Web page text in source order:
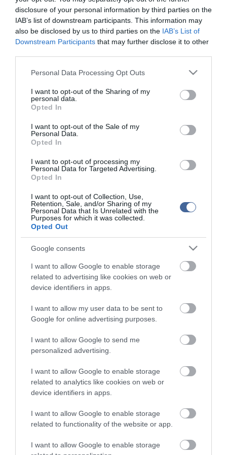
disclosure of your personal information by third parties on the
IAB’s list of downstream participants. This information may
also be disclosed by us to third parties on the IAB’s List of
Downstream Participants that may further disclose it to other
Please note that this website/app uses one or more Google
not limited to your visit or usage behaviour. You may click to
grant or deny consent to Google and its third-party tags to
use your data for below specified purposes in below Google
consent section.
Personal Data Processing Opt Outs
I want to opt-out of the Sharing of my
personal data.
Opted In
I want to opt-out of the Sale of my
Personal Data.
Opted In
I want to opt-out of processing my
Personal Data for Targeted Advertising.
Opted In
I want to opt-out of Collection, Use,
Retention, Sale, and/or Sharing of my
Personal Data that Is Unrelated with the
Purposes for which it was collected.
Opted Out
Google consents
I want to allow Google to enable storage
related to advertising like cookies on web or
device identifiers in apps.
I want to allow my user data to be sent to
Google for online advertising purposes.
I want to allow Google to send me
personalized advertising.
I want to allow Google to enable storage
related to analytics like cookies on web or
device identifiers in apps.
I want to allow Google to enable storage
related to functionality of the website or app.
I want to allow Google to enable storage
top cikkek:
Nem is olyan egészséges a népszerű banán?
top fórum témák:
Tanár Úr gyere, mindjárt lesz Lillád!
2022.05.10 21:11
AZ IGAZSÁG SOHA NEM KÉSŐ
JólVanna
2022.05.10 20:31
Porvihar
Mit szólsz? Ide minden baromságot...
Portál szoftver és szerkesztőségi CMS, DMS rendszer:© PortalWare, 2017
Médiaajánlat és hirdetési akciók•Impresszum•
Adatvédelmi
nyiltakozat• Fórum• Írj Nekünk!•Olvasói és moderálási alapelvek
Partnerek